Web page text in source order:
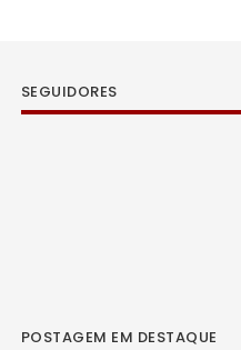
SEGUIDORES
POSTAGEM EM DESTAQUE